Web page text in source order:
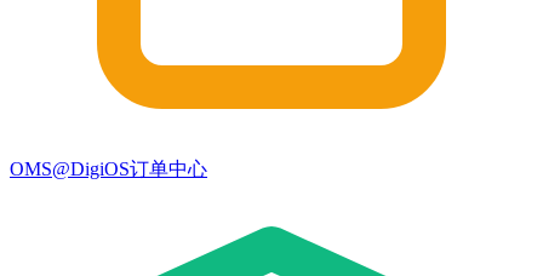
OMS@DigiOS订单中心